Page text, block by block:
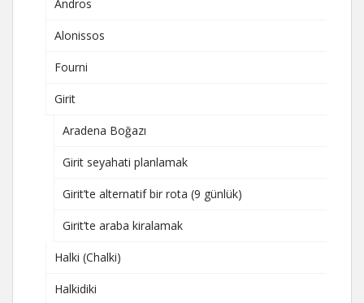
Andros
Alonissos
Fourni
Girit
Aradena Boğazı
Girit seyahati planlamak
Girit’te alternatif bir rota (9 günlük)
Girit’te araba kiralamak
Halki (Chalki)
Halkidiki